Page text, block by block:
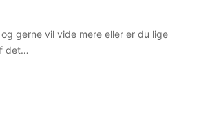
gerne vil vide mere eller er du lige
det…